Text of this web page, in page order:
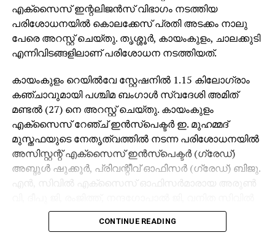
എക്സൈസ് ഇന്റലിജന്‍സ് വിഭാഗം നടത്തിയ
പരിശോധനയില്‍ കൊലക്കേസ് പ്രതി അടക്കം നാലു
പേരെ അറസ്റ്റ് ചെയ്തു. തൃശ്ശൂര്‍, കായംകുളം, ചാലക്കുടി
എന്നിവിടങ്ങളിലാണ് പരിശോധന നടത്തിയത്.
കായംകുളം റെയില്‍വേ സ്റ്റേഷനില്‍ 1.15 കിലോഗ്രാം
കഞ്ചാവുമായി പശ്ചിമ ബംഗാള്‍ സ്വദേശി അമിത്
മണ്ടല്‍ (27) നെ അറസ്റ്റ് ചെയ്തു. കായംകുളം
എക്‌സൈസ് റേഞ്ച് ഇന്‍സ്‌പെക്ടര്‍ ഇ. മുഹമ്മദ്
മുസ്തഫയുടെ നേതൃത്വത്തില്‍ നടന്ന പരിശോധനയില്‍
അസിസ്റ്റന്റ് എക്‌സൈസ് ഇന്‍സ്‌പെക്ടര്‍ (ഗ്രേഡ്)
അബ്ദുള്‍ ഷുക്കൂര്‍, പ്രിവന്റീവ് ഓഫിസര്‍ (ഗ്രേഡ്) ബിജു.
എന്‍, സിവില്‍ എക്‌സൈസ് ഓഫിസര്‍മാരായ അരുണ്‍
എക്‌സൈസ് ഓഫിസര്‍ സവിതാരാജന്‍ എന്നിവരും
പരിശോധനയില്‍ പങ്കെടുത്തു.
CONTINUE READING